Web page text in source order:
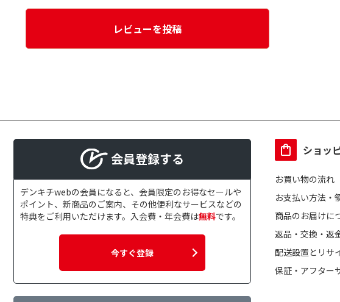
レビューを投稿
会員登録する
デンキチwebの会員になると、会員限定のお得なセールや
ポイント、新商品のご案内、その他便利なサービスなどの
特典をご利用いただけます。入会費・年会費は無料です。
今すぐ登録
ショッ
お買い物の流れ
お支払い方法・
商品のお届けに
返品・交換・返
配送設置とリサ
保証・アフター